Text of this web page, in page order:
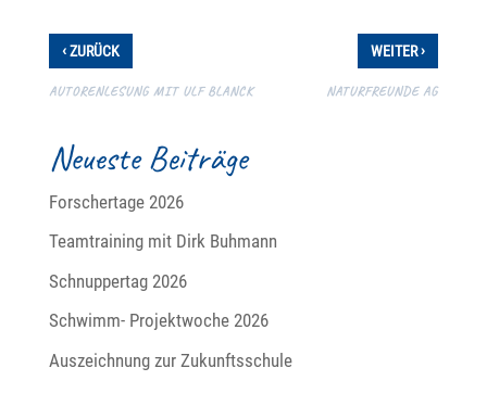
‹ZURÜCK
AUTORENLESUNG MIT ULF BLANCK
WEITER›
NATURFREUNDE AG
Neueste Beiträge
Forschertage 2026
Teamtraining mit Dirk Buhmann
Schnuppertag 2026
Schwimm- Projektwoche 2026
Auszeichnung zur Zukunftsschule